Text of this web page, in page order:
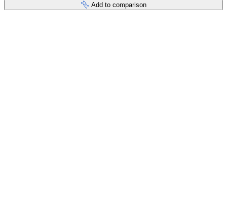
Add to comparison